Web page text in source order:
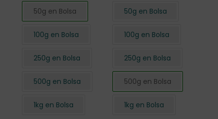
50g en Bolsa
100g en Bolsa
250g en Bolsa
500g en Bolsa
1kg en Bolsa
50g en Bolsa
100g en Bolsa
250g en Bolsa
500g en Bolsa
1kg en Bolsa